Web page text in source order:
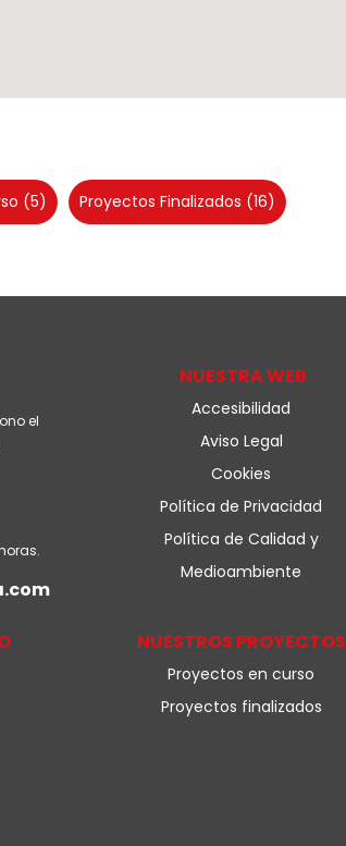
(5) Proyectos Finalizados (16)
el
NUESTRA WEB
Accesibilidad
Aviso Legal
Cookies
Política de Privacidad
Política de Calidad y
Medioambiente
NUESTROS PROYECTOS
Proyectos en curso
Proyectos finalizados